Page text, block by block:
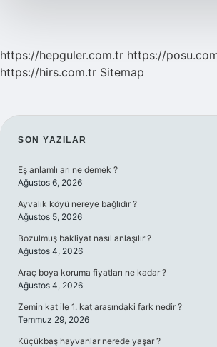
https://hepguler.com.tr https://
https://hirs.com.tr Sitemap
SIDEBAR
SON YAZILAR
Eş anlamlı arı ne demek ?
Ağustos 6, 2026
Ayvalık köyü nereye bağlıdır ?
Ağustos 5, 2026
Bozulmuş bakliyat nasıl anlaşılır ?
Ağustos 4, 2026
Araç boya koruma fiyatları ne kadar ?
Ağustos 4, 2026
Zemin kat ile 1. kat arasındaki fark nedir ?
Temmuz 29, 2026
Küçükbaş hayvanlar nerede yaşar ?